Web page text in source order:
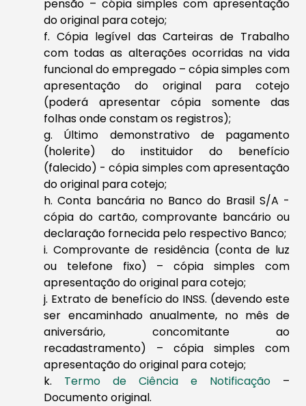
pensão – cópia simples com apresentação
do original para cotejo;
f. Cópia legível das Carteiras de Trabalho
com todas as alterações ocorridas na vida
funcional do empregado – cópia simples com
apresentação do original para cotejo
(poderá apresentar cópia somente das
folhas onde constam os registros);
g. Último demonstrativo de pagamento
(holerite) do instituidor do benefício
(falecido) - cópia simples com apresentação
do original para cotejo;
h. Conta bancária no Banco do Brasil S/A -
cópia do cartão, comprovante bancário ou
declaração fornecida pelo respectivo Banco;
i. Comprovante de residência (conta de luz
ou telefone fixo) – cópia simples com
apresentação do original para cotejo;
j. Extrato de benefício do INSS. (devendo este
ser encaminhado anualmente, no mês de
aniversário, concomitante ao
recadastramento) – cópia simples com
apresentação do original para cotejo;
k. Termo de Ciência e Notificação –
Documento original.